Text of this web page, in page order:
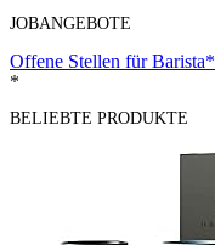
JOBANGEBOTE
Offene Stellen für Barista*
*
BELIEBTE PRODUKTE